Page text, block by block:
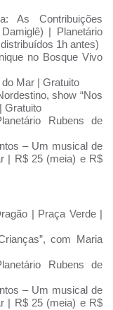
As Contribuições
| Planetário
1h antes)
no Bosque Vivo
Mar | Gratuito
show “Nos
Gratuito
Rubens de
– Um musical de
| R$ 25 (meia) e R$
| Praça Verde |
com Maria
Rubens de
– Um musical de
| R$ 25 (meia) e R$